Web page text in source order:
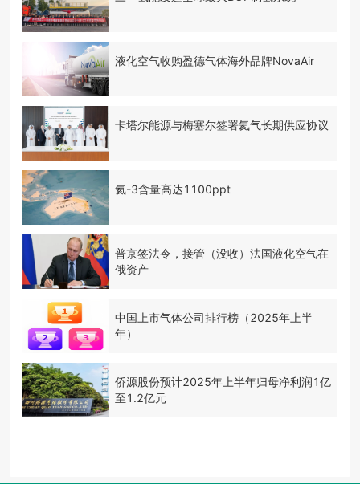
液化空气收购盈德气体海外品牌NovaAir
卡塔尔能源与梅塞尔签署氦气长期供应协议
氦-3含量高达1100ppt
普京签法令，接管（没收）法国液化空气在
俄资产
中国上市气体公司排行榜（2025年上半
年）
侨源股份预计2025年上半年归母净利润1亿
至1.2亿元